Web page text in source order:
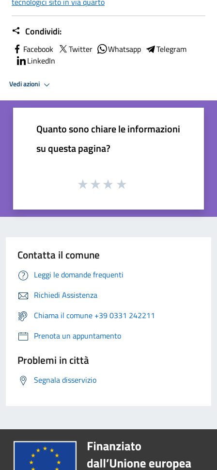
Condividi:
Facebook Twitter Whatsapp
Telegram
LinkedIn
Vedi azioni
Quanto sono chiare le informazioni
su questa pagina?
Contatta il comune
Leggi le domande frequenti
Richiedi Assistenza
Chiama il comune +39 0331 242211
Prenota un appuntamento
Problemi in città
Segnala disservizio